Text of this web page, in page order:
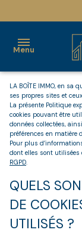
Menu
ACHETER
MAISONS
LOCAUX
PRO
LOUER
LOCATION
NU
LOCATION
LOCATION
INVESTIR
ESTIMER
NOTRE
AGENCE
QUI
SOMMES-
NOUS ?
EQUIPE
LA BOÎTE IMMO, en sa
ses propres sites et
La présente Politique
cookies pouvant être
données collectées,
préférences en matière
Pour plus
dont elles sont utilisées
RGPD.
QUELS
DE
UTILISÉS ?